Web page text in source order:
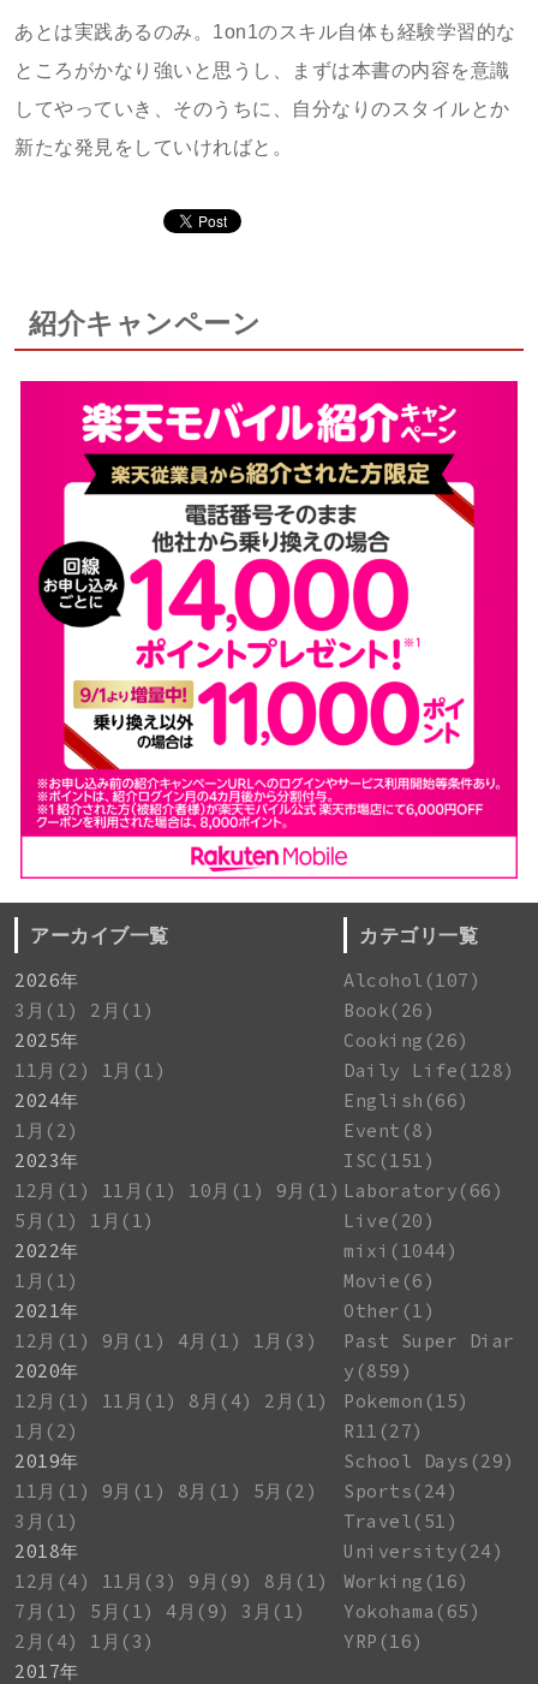
あとは実践あるのみ。1on1のスキル自体も経験学習的な
ところがかなり強いと思うし、まずは本書の内容を意識
してやっていき、そのうちに、自分なりのスタイルとか
新たな発見をしていければと。
紹介キャンペーン
アーカイブ一覧
2026年
3月(1)
2月(1)
2025年
11月(2)
1月(1)
2024年
1月(2)
2023年
12月(1)
11月(1) 10月(1)
9月(1)
5月(1)
1月(1)
2022年
1月(1)
2021年
12月(1)
9月(1) 4月(1)
1月(3)
2020年
12月(1)
11月(1) 8月(4)
2月(1)
1月(2)
2019年
11月(1)
9月(1) 8月(1)
5月(2)
3月(1)
2018年
12月(4)
11月(3) 9月(9)
8月(1)
7月(1)
5月(1) 4月(9)
3月(1)
2月(4)
1月(3)
2017年
カテゴリ一覧
Alcohol(107)
Book(26)
Cooking(26)
Daily Life(128)
English(66)
Event(8)
ISC(151)
Laboratory(66)
Live(20)
mixi(1044)
Movie(6)
Other(1)
Past Super Diar
y(859)
Pokemon(15)
R11(27)
School Days(29)
Sports(24)
Travel(51)
University(24)
Working(16)
Yokohama(65)
YRP(16)